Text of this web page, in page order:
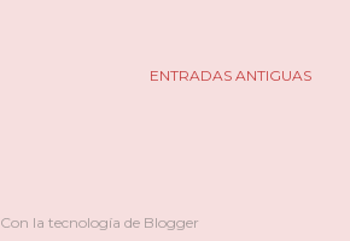
ENTRADAS ANTIGUAS
Con la tecnología de Blogger